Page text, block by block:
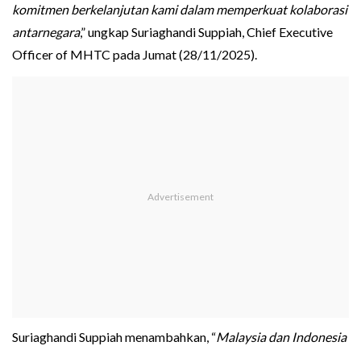
komitmen berkelanjutan kami dalam memperkuat kolaborasi
antarnegara,” ungkap Suriaghandi Suppiah, Chief Executive
Officer of MHTC pada Jumat (28/11/2025).
Suriaghandi Suppiah menambahkan, “Malaysia dan Indonesia